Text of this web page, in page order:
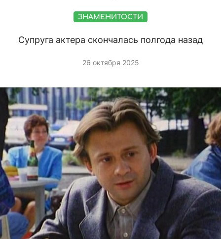
ЗНАМЕНИТОСТИ
Супруга актера скончалась полгода назад
26 октября 2025